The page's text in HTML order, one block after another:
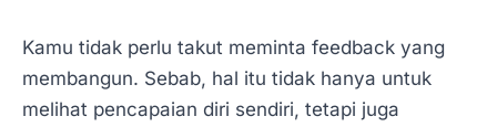
Kamu tidak perlu takut meminta feedback yang
membangun. Sebab, hal itu tidak hanya untuk
melihat pencapaian diri sendiri, tetapi juga